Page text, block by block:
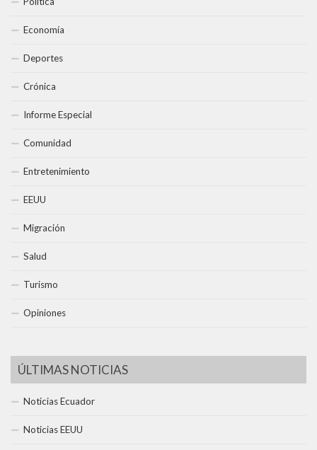
Economía
Deportes
Crónica
Informe Especial
Comunidad
Entretenimiento
EEUU
Migración
Salud
Turismo
Opiniones
ÚLTIMAS NOTICIAS
Noticias Ecuador
Noticias EEUU